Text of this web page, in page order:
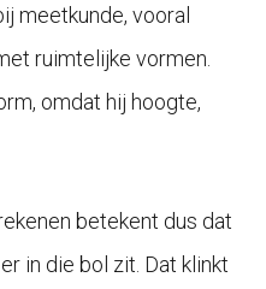
meetkunde, vooral
ruimtelijke vormen.
omdat hij hoogte,
betekent dus dat
in die bol zit. Dat klinkt